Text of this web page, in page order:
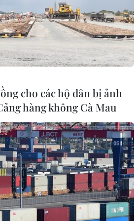
nợ xấu gia tăng, các chuyên
các ngân hàng phải chấp nhận
trích lập dự phòng rủi ro.
cho các hộ dân bị ảnh
hàng không Cà Mau